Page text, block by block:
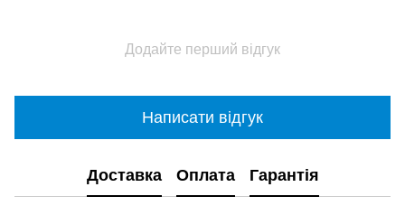
Додайте перший відгук
Написати відгук
Доставка Оплата Гарантія